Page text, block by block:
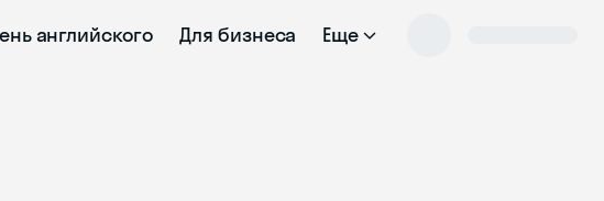
английского Для бизнеса Еще